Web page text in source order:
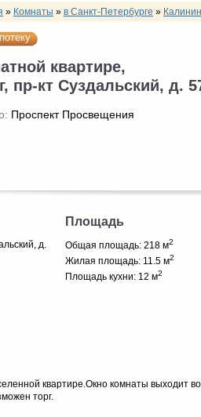
» Комнаты » в Санкт-Петербурге »
квартире,
пр-кт Суздальский, д.
Проспект Просвещения
д.
Площадь
Общая площадь: 218 м2
Жилая площадь: 11.5 м2
Площадь кухни: 12 м2
квартире.Окно комнаты выходит
торг.